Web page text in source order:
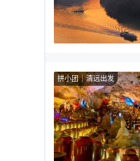
拼小团 清远出发